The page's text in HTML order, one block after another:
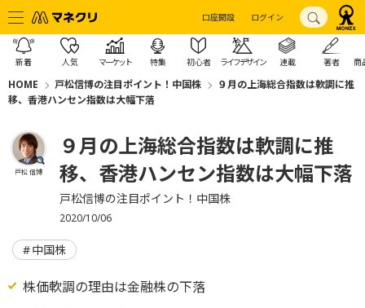
口座開設 ログイン
新着 人気 マーケット 特集 初心者 ライフデザイン 連載 著者 商
HOME 戸松信博の注目ポイント！中国株
９月の上海総合指数は軟調に推
移、香港ハンセン指数は大幅下落
戸松 信博
９月の上海総合指数は軟調に推
移、香港ハンセン指数は大幅下落
戸松信博の注目ポイント！中国株
2020/10/06
中国株
株価軟調の理由は金融株の下落